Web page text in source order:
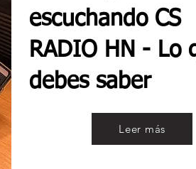
escuchando CS
RADIO HN - Lo
debes saber
Leer más